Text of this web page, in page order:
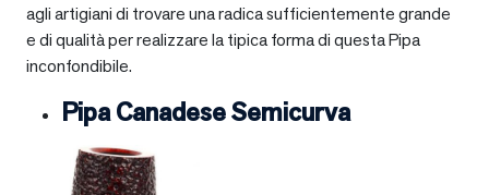
agli artigiani di trovare una radica sufficientemente grande
e di qualità per realizzare la tipica forma di questa Pipa
inconfondibile.
Pipa Canadese Semicurva